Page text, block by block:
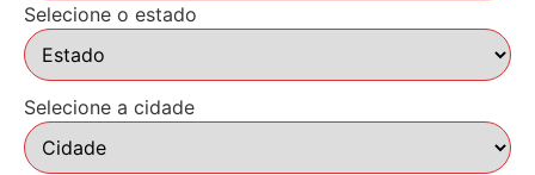
Selecione o estado
Selecione a cidade